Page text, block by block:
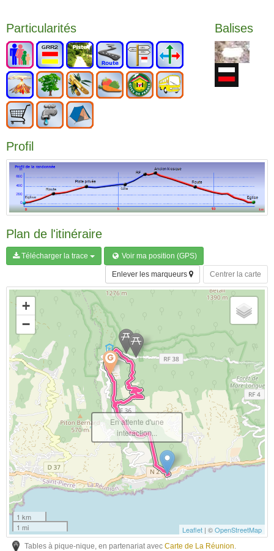
Particularités Balises
Profil
Plan de l'itinéraire
Télécharger la trace Voir ma position (GPS)
Centrer la carte
Enlever les marqueurs
+
−
1 km
1 mi
Leaflet | ©OpenStreetMap
En attente d'une
interaction...
Tables à pique-nique, en partenariat avecCarte de La Réunion.